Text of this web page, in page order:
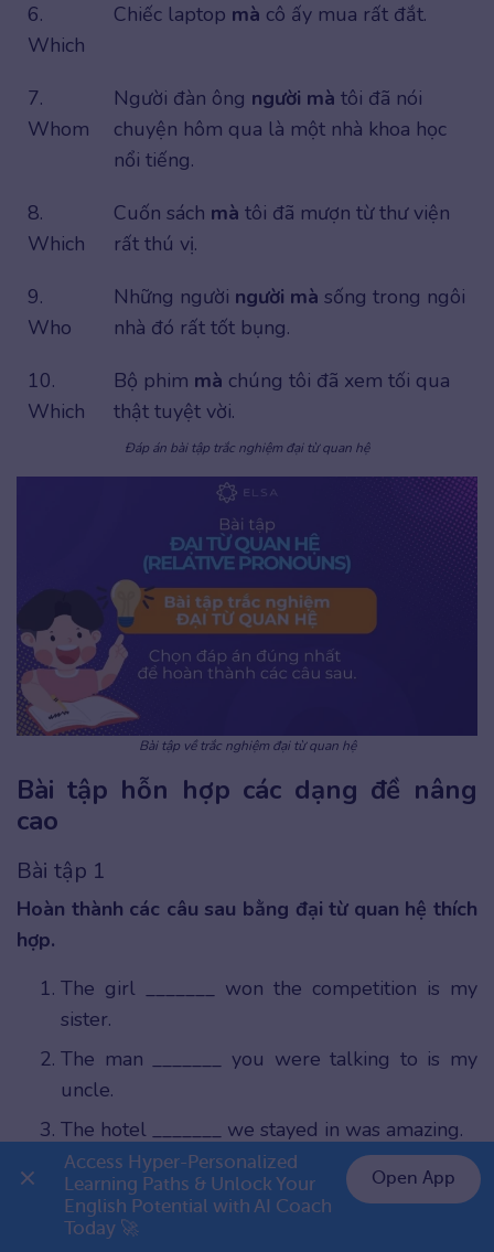
6.
Which
Chiếc laptop mà cô ấy mua rất đắt.
7.
Whom
Người đàn ông người mà tôi đã nói
chuyện hôm qua là một nhà khoa học
nổi tiếng.
8.
Which
Cuốn sách mà tôi đã mượn từ thư viện
rất thú vị.
9.
Who
Những người người mà sống trong ngôi
nhà đó rất tốt bụng.
10.
Which
Bộ phim mà chúng tôi đã xem tối qua
thật tuyệt vời.
Đáp án bài tập trắc nghiệm đại từ quan hệ
Bài tập về trắc nghiệm đại từ quan hệ
Bài tập hỗn hợp các dạng đề nâng
cao
Bài tập 1
Hoàn thành các câu sau bằng đại từ quan hệ thích
hợp.
The girl _______ won the competition is my
sister.
The man _______ you were talking to is my
uncle.
The hotel _______ we stayed in was amazing.
The scientist _______ discovered this formula
won a Nobel Prize.
The dog _______ owner is on vacation is very
👉 Premium 1 năm chỉ 999K
Access Hyper-Personalized
Learning Paths & Unlock Your
English Potential with AI Coach
Today 🚀
Open App